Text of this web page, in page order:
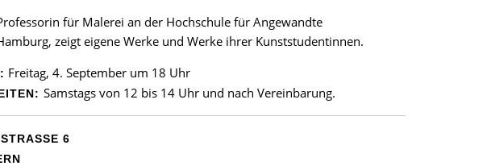
für Malerei an der Hochschule für Angewandte
zeigt eigene Werke und Werke ihrer Kunststudentinnen.
Freitag, 4. September um 18 Uhr
Samstags von 12 bis 14 Uhr und nach Vereinbarung.
6